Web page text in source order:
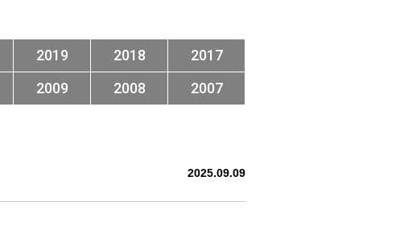
2019 2018
2017
2009 2008
2007
2025.09.09